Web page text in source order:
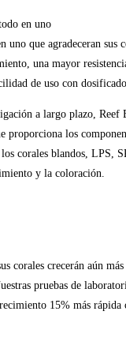
en uno
uno que agradeceran sus
una mayor
de uso con
a largo plazo, Reef
proporciona los
corales blandos, LPS,
y la coloración.
corales crecerán aún
pruebas de
15% más